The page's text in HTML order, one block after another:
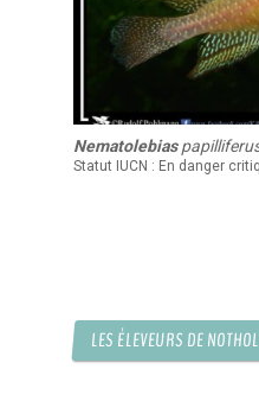
Nematolebias
Statut IUCN : En danger
LES ÉLEVEURS DE